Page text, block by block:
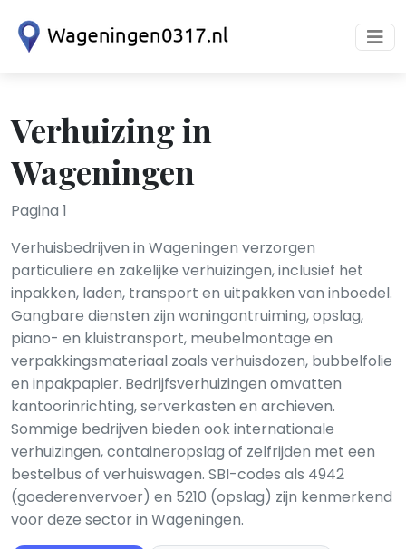
Verhuizing in
Wageningen
Pagina 1
Verhuisbedrijven in Wageningen verzorgen
particuliere en zakelijke verhuizingen, inclusief het
inpakken, laden, transport en uitpakken van inboedel.
Gangbare diensten zijn woningontruiming, opslag,
piano- en kluistransport, meubelmontage en
verpakkingsmateriaal zoals verhuisdozen, bubbelfolie
en inpakpapier. Bedrijfsverhuizingen omvatten
kantoorinrichting, serverkasten en archieven.
Sommige bedrijven bieden ook internationale
verhuizingen, containeropslag of zelfrijden met een
bestelbus of verhuiswagen. SBI-codes als 4942
(goederenvervoer) en 5210 (opslag) zijn kenmerkend
voor deze sector in Wageningen.